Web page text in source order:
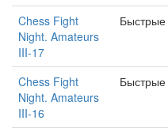
Chess Fight
Night. Amateurs
III-17
Быстрые
Chess Fight
Night. Amateurs
III-16
Быстрые